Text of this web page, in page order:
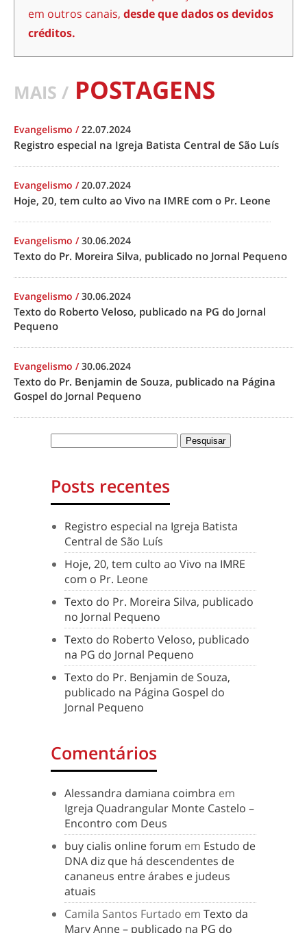
em outros canais, desde que dados os devidos
créditos.
MAIS / POSTAGENS
Evangelismo /22.07.2024
Registro especial na Igreja Batista Central de São Luís
Evangelismo /20.07.2024
Hoje, 20, tem culto ao Vivo na IMRE com o Pr. Leone
Evangelismo /30.06.2024
Texto do Pr. Moreira Silva, publicado no Jornal Pequeno
Evangelismo /30.06.2024
Texto do Roberto Veloso, publicado na PG do Jornal
Pequeno
Evangelismo /30.06.2024
Texto do Pr. Benjamin de Souza, publicado na Página
Gospel do Jornal Pequeno
Posts recentes
Registro especial na Igreja Batista
Central de São Luís
Hoje, 20, tem culto ao Vivo na IMRE
com o Pr. Leone
Texto do Pr. Moreira Silva, publicado
no Jornal Pequeno
Texto do Roberto Veloso, publicado
na PG do Jornal Pequeno
Texto do Pr. Benjamin de Souza,
publicado na Página Gospel do
Jornal Pequeno
Comentários
Alessandra damiana coimbra em
Igreja Quadrangular Monte Castelo –
Encontro com Deus
buy cialis online forum em Estudo de
DNA diz que há descendentes de
cananeus entre árabes e judeus
atuais
Camila Santos Furtado em Texto da
Mary Anne – publicado na PG do